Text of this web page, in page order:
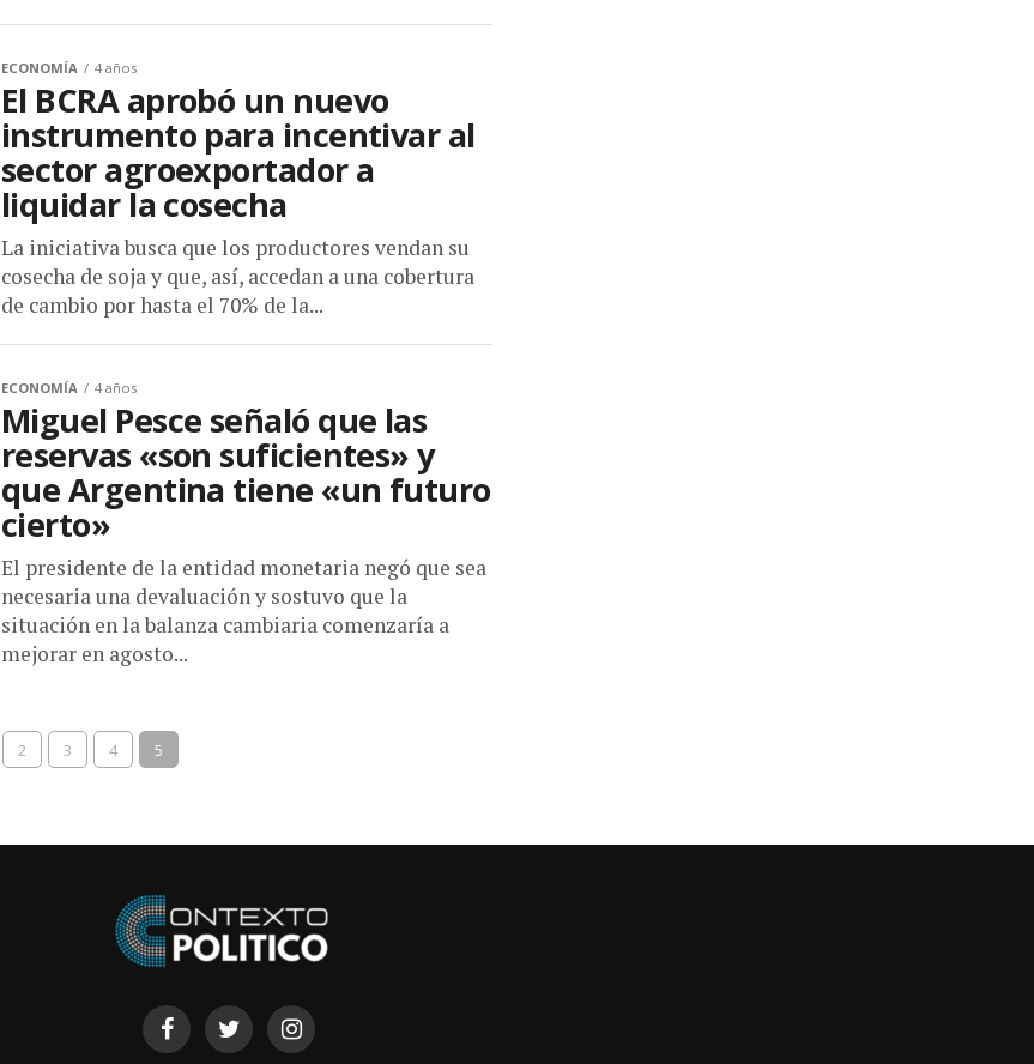
ECONOMÍA 4 años
El BCRA aprobó un nuevo
instrumento para incentivar al
sector agroexportador a
liquidar la cosecha
La iniciativa busca que los productores vendan su
cosecha de soja y que, así, accedan a una cobertura
de cambio por hasta el 70% de la...
ECONOMÍA 4 años
Miguel Pesce señaló que las
reservas «son suficientes» y
que Argentina tiene «un futuro
cierto»
El presidente de la entidad monetaria negó que sea
necesaria una devaluación y sostuvo que la
situación en la balanza cambiaria comenzaría a
mejorar en agosto...
2 3 4 5